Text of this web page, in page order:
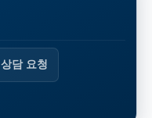
상담 요청